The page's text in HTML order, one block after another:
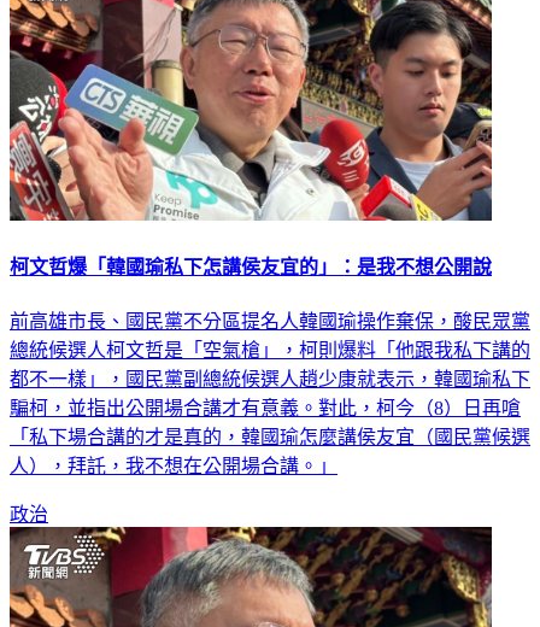
柯文哲爆「韓國瑜私下怎講侯友宜的」：是我不想公開說
前高雄市長、國民黨不分區提名人韓國瑜操作棄保，酸民眾黨
總統候選人柯文哲是「空氣槍」，柯則爆料「他跟我私下講的
都不一樣」，國民黨副總統候選人趙少康就表示，韓國瑜私下
騙柯，並指出公開場合講才有意義。對此，柯今（8）日再嗆
「私下場合講的才是真的，韓國瑜怎麼講侯友宜（國民黨候選
人），拜託，我不想在公開場合講。」
政治